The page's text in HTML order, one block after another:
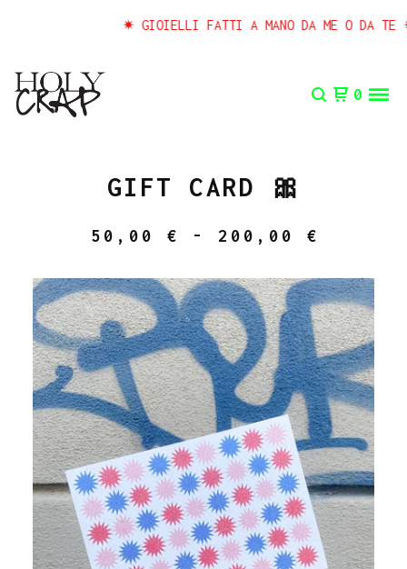
✷ GIOIELLI FATTI A MANO DA ME O DA TE ✷
0
GIFT CARD 🎀
50,00€ - 200,00 €